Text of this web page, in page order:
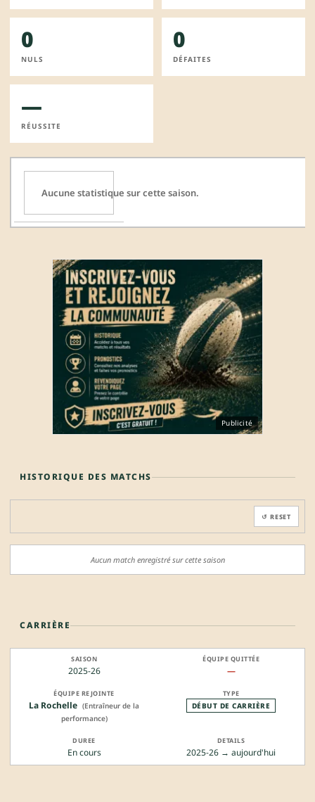
0
NULS
0
DÉFAITES
—
RÉUSSITE
Aucune statistique sur cette saison.
Publicité
HISTORIQUE DES MATCHS
↺ RESET
Aucun match enregistré sur cette saison
CARRIÈRE
2025-26 —
La Rochelle (Entraîneur de la
performance)
DÉBUT DE CARRIÈRE
En cours 2025-26 → aujourd'hui